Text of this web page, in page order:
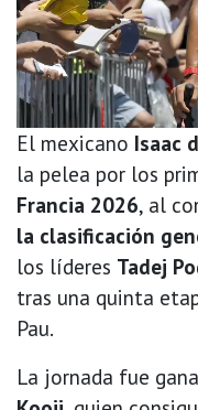
El mexicano Isaac
la pelea por los
Francia 2026, al
la clasificación
los líderes Tadej
tras una quinta
Pau.
La jornada fue